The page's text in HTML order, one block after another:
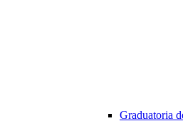
Graduatoria